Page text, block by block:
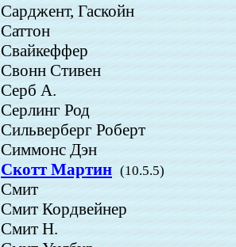
Сарджент, Гаскойн
Саттон
Свайкеффер
Свонн Стивен
Серб А.
Серлинг Род
Сильверберг Роберт
Симмонс Дэн
Скотт Мартин (10.5.5)
Смит
Смит Кордвейнер
Смит Н.